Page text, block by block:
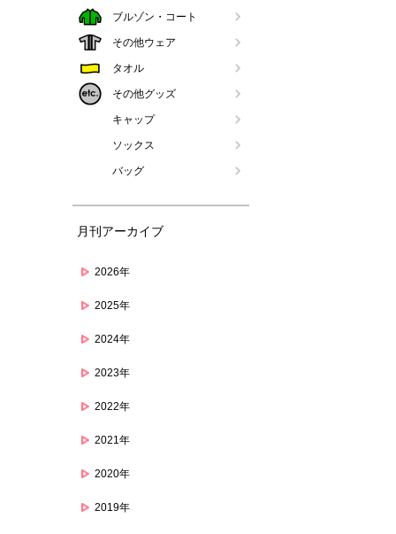
ブルゾン・コート
その他ウェア
タオル
その他グッズ
キャップ
ソックス
バッグ
月刊アーカイブ
2026年
2025年
2024年
2023年
2022年
2021年
2020年
2019年